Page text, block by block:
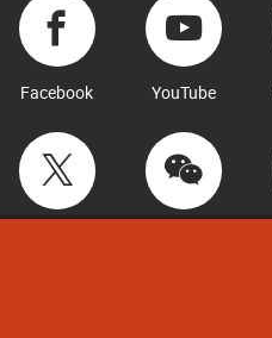
Facebook YouTube